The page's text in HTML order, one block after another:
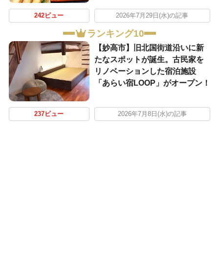
242ビュー 2026年7月29日(水)の記事
ランキング10
【妙高市】旧北国街道沿いに新
たなスポットが誕生。古民家を
リノベーションした宿泊施設
「あらい宿LOOP」がオープン！
237ビュー 2026年7月8日(水)の記事